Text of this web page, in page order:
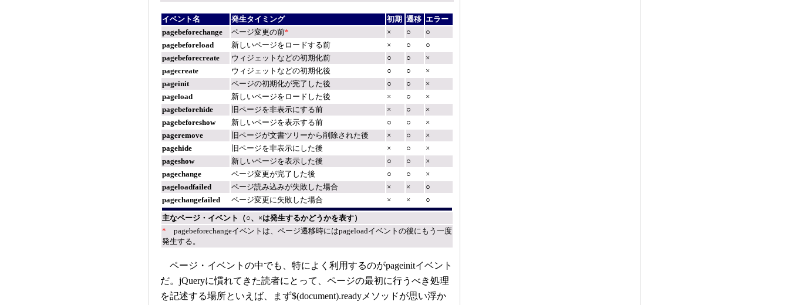
イベント名 発生タイミング 初期 遷移 エラー
pagebeforechange
ページ変更の前* × ○
○
pagebeforeload
新しいページをロードする前 × ○
○
pagebeforecreate
ウィジェットなどの初期化前 ○ ○
×
pagecreate
ウィジェットなどの初期化後 ○ ○
×
pageinit
ページの初期化が完了した後 ○ ○
×
pageload
新しいページをロードした後 × ○
×
pagebeforehide
旧ページを非表示にする前 × ○
×
pagebeforeshow
新しいページを表示する前 ○ ○
×
pageremove
旧ページが文書ツリーから削除された後 × ○
×
pagehide
旧ページを非表示にした後 × ○
×
pageshow
新しいページを表示した後 ○ ○
×
pagechange
ページ変更が完了した後 ○ ○
×
pageloadfailed
ページ読み込みが失敗した場合 × ×
○
pagechangefailed
ページ変更に失敗した場合 × × ○
主なページ・イベント（○、×は発生するかどうかを表す）
* pagebeforechangeイベントは、ページ遷移時にはpageloadイベントの後にもう一度
発生する。
ページ・イベントの中でも、特によく利用するのがpageinitイベント
だ。jQueryに慣れてきた読者にとって、ページの最初に行うべき処理
を記述する場所といえば、まず$(document).readyメソッドが思い浮か